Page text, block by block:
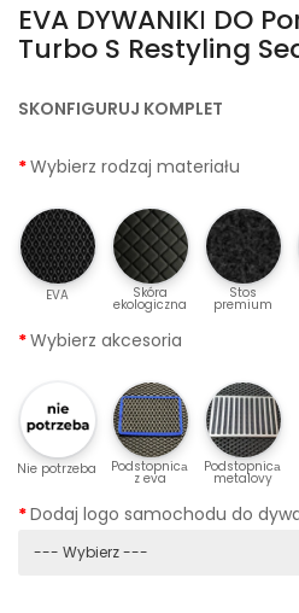
EVA DYWANIKІ DO
Turbo S Restyling
SKONFIGURUJ KOMPLET
Wybierz rodzaj materiału
EVA Skóra
ekologiczna
Stos
premium
Wybierz akcesoria
Nie potrzeba Podstopnicа
z eva
Podstopnicа
metalovy
Dodaj logo samochodu do